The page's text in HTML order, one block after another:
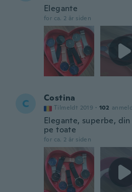
Elegante
for ca. 2 år siden
C Costina
Tilmeldt 2019 · 102
Elegante, superbe,
pe toate
for ca. 2 år siden